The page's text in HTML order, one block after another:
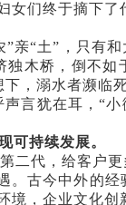
女们终于摘下
亲“土”，只有
独木桥，倒不
，溺水者濒临
声言犹在耳，“
可持续发展。
二代，给客户
。古今中外的
境，企业文化创